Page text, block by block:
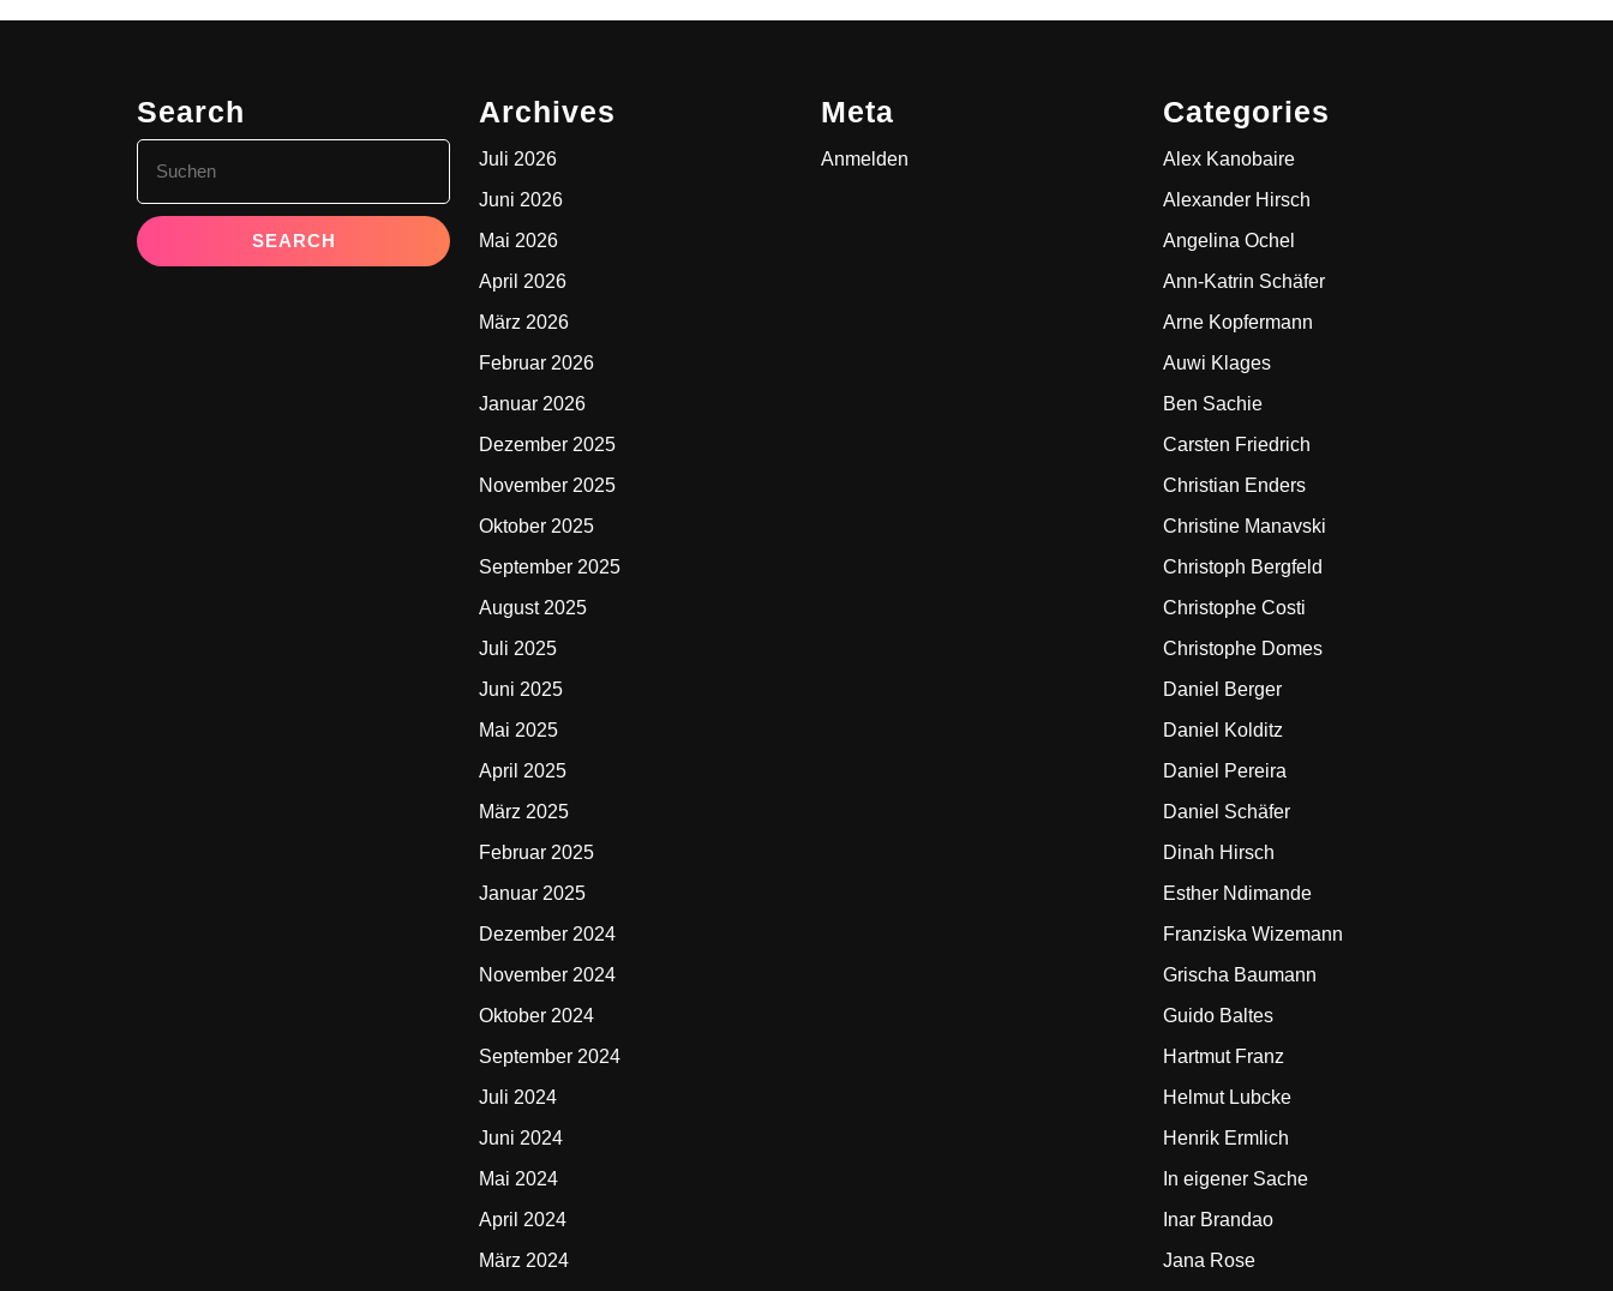
Search
for:
Archives
Juli 2026
Juni 2026
Mai 2026
April 2026
März 2026
Februar 2026
Januar 2026
Dezember 2025
November 2025
Oktober 2025
September 2025
August 2025
Juli 2025
Juni 2025
Mai 2025
April 2025
März 2025
Februar 2025
Januar 2025
Dezember 2024
November 2024
Oktober 2024
September 2024
Juli 2024
Juni 2024
Mai 2024
April 2024
März 2024
Meta
Anmelden
Categories
Alex Kanobaire
Alexander Hirsch
Angelina Ochel
Ann-Katrin Schäfer
Arne Kopfermann
Auwi Klages
Ben Sachie
Carsten Friedrich
Christian Enders
Christine Manavski
Christoph Bergfeld
Christophe Costi
Christophe Domes
Daniel Berger
Daniel Kolditz
Daniel Pereira
Daniel Schäfer
Dinah Hirsch
Esther Ndimande
Franziska Wizemann
Grischa Baumann
Guido Baltes
Hartmut Franz
Helmut Lubcke
Henrik Ermlich
In eigener Sache
Inar Brandao
Jana Rose